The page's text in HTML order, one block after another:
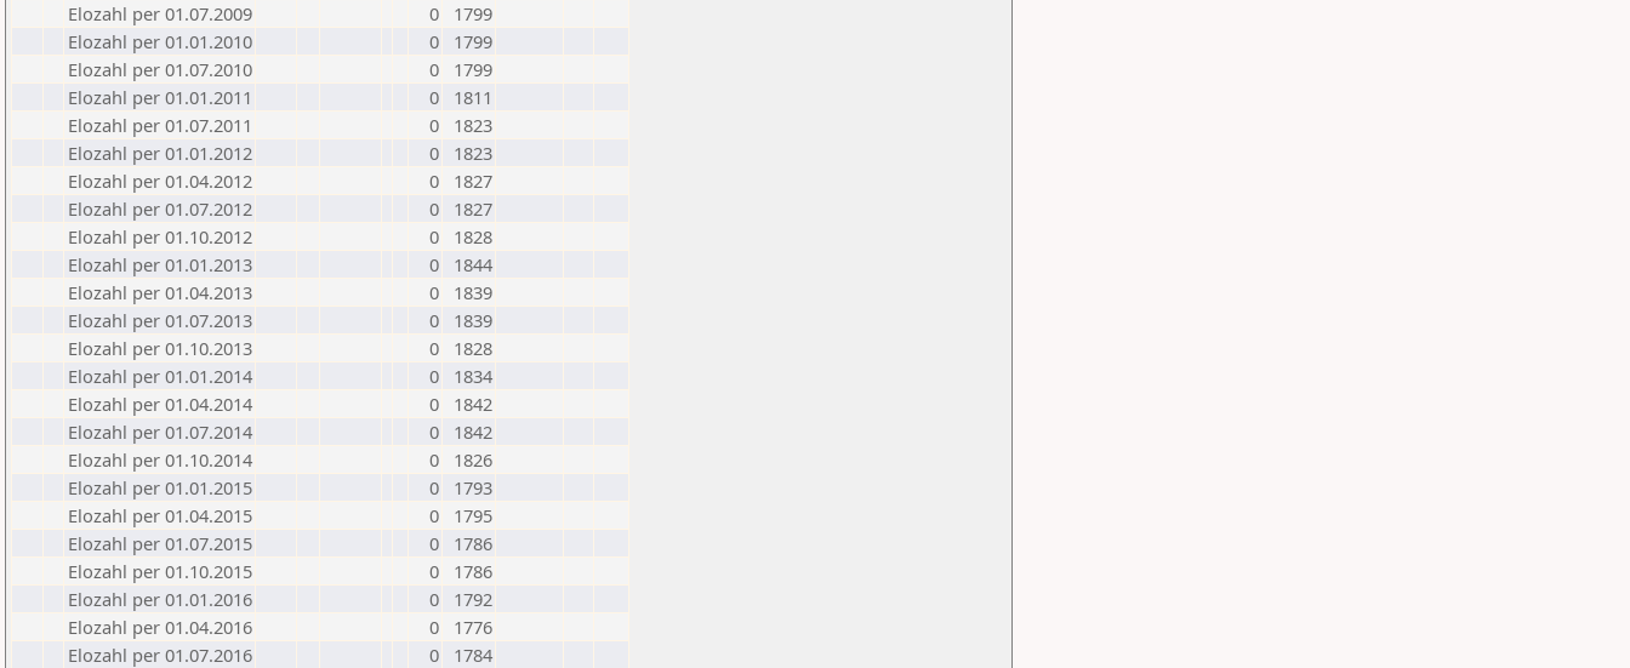
Elozahl per 01.07.2009
0
1799
Elozahl per 01.01.2010
0
1799
Elozahl per 01.07.2010
0
1799
Elozahl per 01.01.2011
0
1811
Elozahl per 01.07.2011
0
1823
Elozahl per 01.01.2012
0
1823
Elozahl per 01.04.2012
0
1827
Elozahl per 01.07.2012
0
1827
Elozahl per 01.10.2012
0
1828
Elozahl per 01.01.2013
0
1844
Elozahl per 01.04.2013
0
1839
Elozahl per 01.07.2013
0
1839
Elozahl per 01.10.2013
0
1828
Elozahl per 01.01.2014
0
1834
Elozahl per 01.04.2014
0
1842
Elozahl per 01.07.2014
0
1842
Elozahl per 01.10.2014
0
1826
Elozahl per 01.01.2015
0
1793
Elozahl per 01.04.2015
0
1795
Elozahl per 01.07.2015
0
1786
Elozahl per 01.10.2015
0
1786
Elozahl per 01.01.2016
0
1792
Elozahl per 01.04.2016
0
1776
Elozahl per 01.07.2016
0
1784